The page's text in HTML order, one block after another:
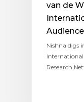
van de
Nishna digs
International
Research